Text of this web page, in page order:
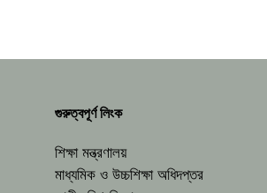
গুরুত্বপূর্ণ লিংক
শিক্ষা মন্ত্রণালয়
মাধ্যমিক ও উচ্চশিক্ষা অধিদপ্তর